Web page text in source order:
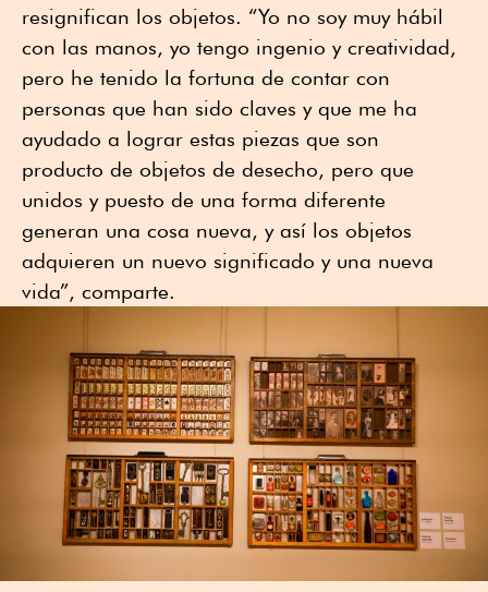
resignifican los objetos. “Yo no soy muy hábil
con las manos, yo tengo ingenio y creatividad,
pero he tenido la fortuna de contar con
personas que han sido claves y que me ha
ayudado a lograr estas piezas que son
producto de objetos de desecho, pero que
unidos y puesto de una forma diferente
generan una cosa nueva, y así los objetos
adquieren un nuevo significado y una nueva
vida”, comparte.